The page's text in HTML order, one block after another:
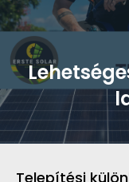
Telepítési